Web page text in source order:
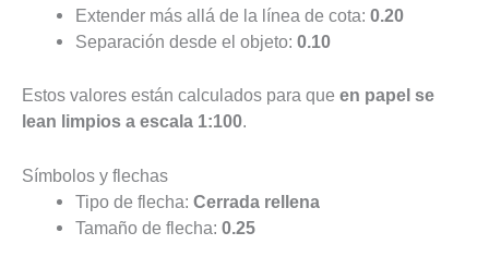
Extender más allá de la línea de cota:0.20
Separación desde el objeto:0.10
Estos valores están calculados para que en papel se
lean limpios a escala 1:100.
Símbolos y flechas
Tipo de flecha:Cerrada rellena
Tamaño de flecha:0.25